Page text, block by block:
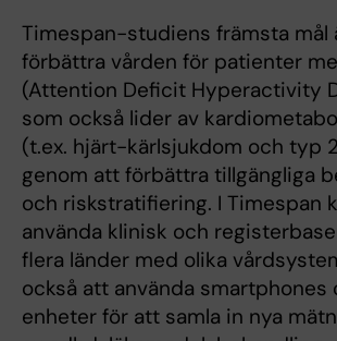
Timespan-studiens främsta mål
förbättra vården för patienter
(Attention Deficit Hyperactivity
som också lider av
(t.ex. hjärt-kärlsjukdom och typ
genom att förbättra tillgängliga
och riskstratifiering. I Timespan
använda klinisk och
flera länder med olika
också att använda smartphones
enheter för att samla in nya